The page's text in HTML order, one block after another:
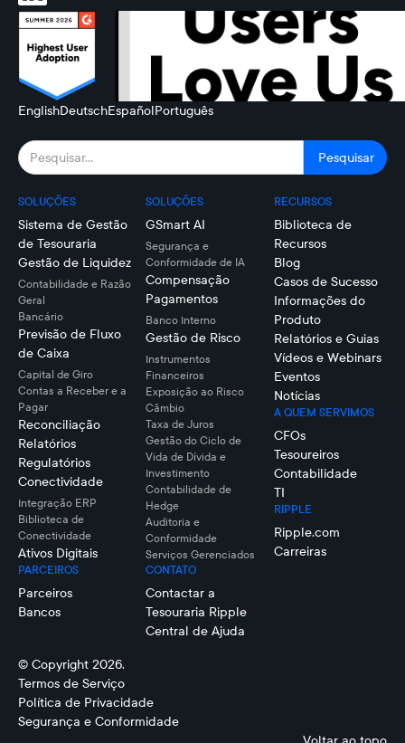
EnglishDeutschEspañolPortuguês
SOLUÇÕES
Sistema de Gestão
de Tesouraria
Gestão de Liquidez
Contabilidade e Razão
Geral
Bancário
Previsão de Fluxo
de Caixa
Capital de Giro
Contas a Receber e a
Pagar
Reconciliação
Relatórios
Regulatórios
Conectividade
Integração ERP
Biblioteca de
Conectividade
Ativos Digitais
PARCEIROS
Parceiros
Bancos
SOLUÇÕES
GSmart AI
Segurança e
Conformidade de IA
Compensação
Pagamentos
Banco Interno
Gestão de Risco
Instrumentos
Financeiros
Exposição ao Risco
Câmbio
Taxa de Juros
Gestão do Ciclo de
Vida de Dívida e
Investimento
Contabilidade de
Hedge
Auditoria e
Conformidade
Serviços Gerenciados
CONTATO
Contactar a
Tesouraria Ripple
Central de Ajuda
RECURSOS
Biblioteca de
Recursos
Blog
Casos de Sucesso
Informações do
Produto
Relatórios e Guias
Vídeos e Webinars
Eventos
Notícias
A QUEM SERVIMOS
CFOs
Tesoureiros
Contabilidade
TI
RIPPLE
Ripple.com
Carreiras
© Copyright 2026.
Termos de Serviço
Política de Privacidade
Segurança e Conformidade